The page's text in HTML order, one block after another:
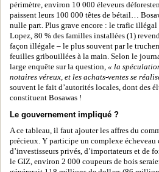
périmètre, environ 10 000 éleveurs
paissent leurs 100 000 têtes de bétail…
nulle part. Plus grave encore : le trafic illégal
Lopez, 80 % des familles installées (1)
façon illégale – le plus souvent par le
feuilles gribouillées à la main. Selon le
large enquête sur la question, « la
notaires véreux, et les achats-ventes se
souvent le fait d’autorités locales, dont des
constituent Bosawas !
Le gouvernement impliqué ?
A ce tableau, il faut ajouter les affres du
précieux. Y participe un complexe écheveau
d’investisseurs privés, d’importateurs et de
le GIZ, environ 2 000 coupeurs de bois